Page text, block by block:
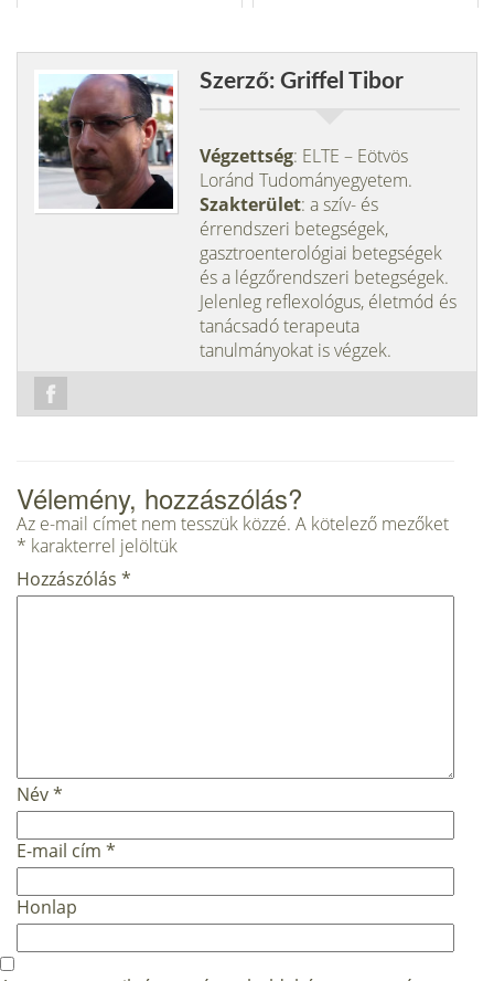
Szerző: Griffel Tibor
Végzettség: ELTE – Eötvös
Loránd Tudományegyetem.
Szakterület: a szív- és
érrendszeri betegségek,
gasztroenterológiai betegségek
és a légzőrendszeri betegségek.
Jelenleg reflexológus, életmód és
tanácsadó terapeuta
tanulmányokat is végzek.
Vélemény, hozzászólás?
Az e-mail címet nem tesszük közzé. A kötelező mezőket
* karakterrel jelöltük
Hozzászólás *
Név*
E-mail cím *
Honlap